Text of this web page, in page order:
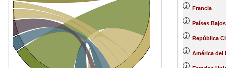
Francia
Países Bajos
República
América del